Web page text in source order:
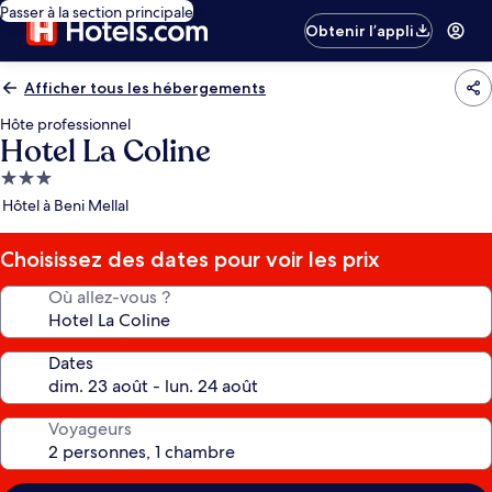
Passer à la section principale
Obtenir l’appli
Afficher tous les hébergements
Hôte professionnel
Hotel La Coline
Hébergement
3.0 étoiles
Hôtel à Beni Mellal
Choisissez des dates pour voir les prix
Où allez-vous ?
Dates
Voyageurs